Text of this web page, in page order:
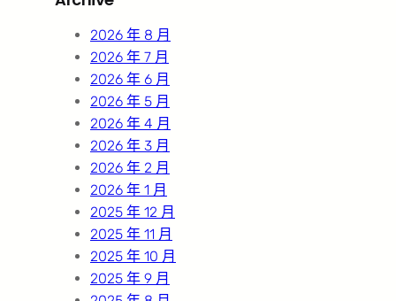
2026 年 8 月
2026 年 7 月
2026 年 6 月
2026 年 5 月
2026 年 4 月
2026 年 3 月
2026 年 2 月
2026 年 1 月
2025 年 12 月
2025 年 11 月
2025 年 10 月
2025 年 9 月